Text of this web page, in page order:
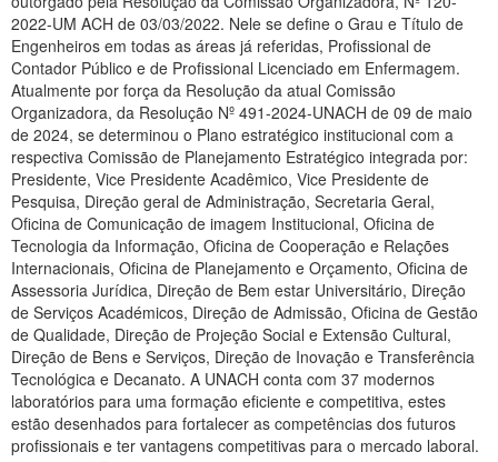
2022-UM ACH de 03/03/2022. Nele se define o Grau e Título de
Engenheiros em todas as áreas já referidas, Profissional de
Contador Público e de Profissional Licenciado em Enfermagem.
Atualmente por força da Resolução da atual Comissão
Organizadora, da Resolução Nº 491-2024-UNACH de 09 de maio
de 2024, se determinou o Plano estratégico institucional com a
respectiva Comissão de Planejamento Estratégico integrada por:
Presidente, Vice Presidente Acadêmico, Vice Presidente de
Pesquisa, Direção geral de Administração, Secretaria Geral,
Oficina de Comunicação de imagem Institucional, Oficina de
Tecnologia da Informação, Oficina de Cooperação e Relações
Internacionais, Oficina de Planejamento e Orçamento, Oficina de
Assessoria Jurídica, Direção de Bem estar Universitário, Direção
de Serviços Académicos, Direção de Admissão, Oficina de Gestão
de Qualidade, Direção de Projeção Social e Extensão Cultural,
Direção de Bens e Serviços, Direção de Inovação e Transferência
Tecnológica e Decanato. A UNACH conta com 37 modernos
laboratórios para uma formação eficiente e competitiva, estes
estão desenhados para fortalecer as competências dos futuros
profissionais e ter vantagens competitivas para o mercado laboral.